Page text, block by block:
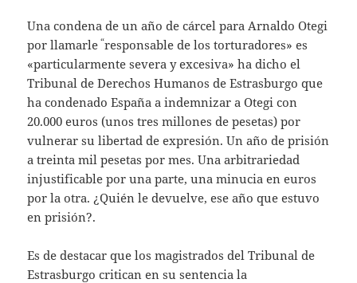
Una condena de un año de cárcel para Arnaldo Otegi
por llamarle “responsable de los torturadores» es
«particularmente severa y excesiva» ha dicho el
Tribunal de Derechos Humanos de Estrasburgo que
ha condenado España a indemnizar a Otegi con
20.000 euros (unos tres millones de pesetas) por
vulnerar su libertad de expresión. Un año de prisión
a treinta mil pesetas por mes. Una arbitrariedad
injustificable por una parte, una minucia en euros
por la otra. ¿Quién le devuelve, ese año que estuvo
en prisión?.
Es de destacar que los magistrados del Tribunal de
Estrasburgo critican en su sentencia la